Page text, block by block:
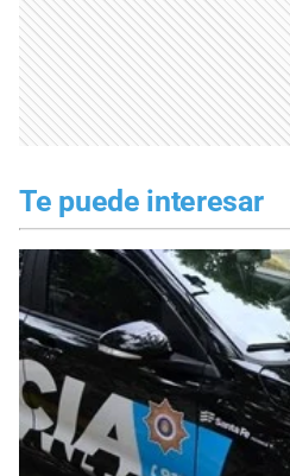
Te puede interesar